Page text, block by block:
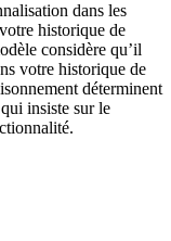
dans les
historique de
considère qu’il
votre historique de
déterminent
insiste sur le